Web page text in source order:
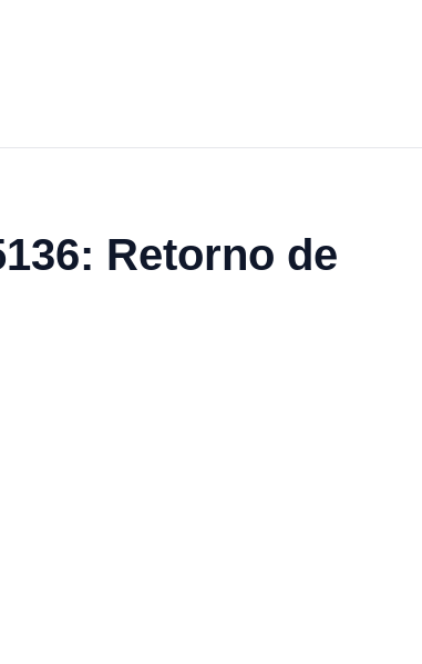
Retorno de